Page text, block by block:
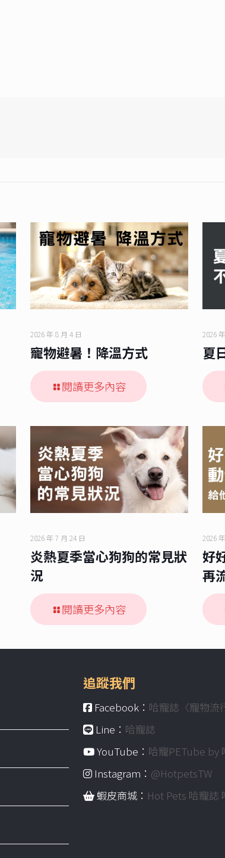
2026 年 8 月 4 日
寵物避暑！降溫方式
閱讀更多內容
2026
夏
2026 年 7 月 24 日
炎熱夏季當心狗狗的常見狀
況
閱讀更多內容
2026
好
再
追蹤我們
Facebook： 哈寵誌〈寵物流
Line： 哈寵誌
YouTube： 哈寵PETube by
Instagram： @HotpetsTW
蝦皮商城： Hot Pets 哈寵誌